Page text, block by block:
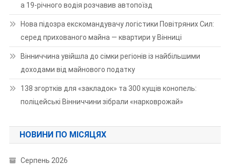
а 19-річного водія розчавив автопоїзд
Нова підозра екскомандувачу логістики Повітряних Сил:
серед прихованого майна — квартири у Вінниці
Вінниччина увійшла до сімки регіонів із найбільшими
доходами від майнового податку
138 згортків для «закладок» та 300 кущів конопель:
поліцейські Вінниччини зібрали «нарковрожай»
НОВИНИ ПО МІСЯЦЯХ
Серпень 2026